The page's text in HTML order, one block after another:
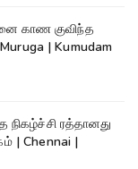
காண குவிந்த
| Kumudam
நிகழ்ச்சி ரத்தானது
| Chennai |